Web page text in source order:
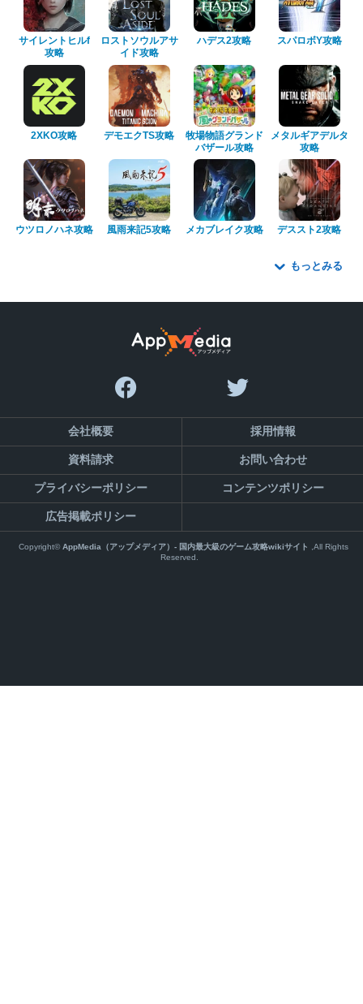
サイレントヒルf
攻略
ロストソウルアサ
イド攻略
ハデス2攻略 スパロボY攻略
2XKO攻略 デモエクTS攻略
牧場物語グランド
バザール攻略
メタルギアデルタ
攻略
ウツロノハネ攻略 風雨来記5攻略 メカブレイク攻略 デススト2攻略
もっとみる
会社概要 採用情報
資料請求 お問い合わせ
プライバシーポリシー コンテンツポリシー
広告掲載ポリシー
Copyright©AppMedia（アップメディア）- 国内最大級のゲーム攻略wikiサイト ,All Rights
Reserved.